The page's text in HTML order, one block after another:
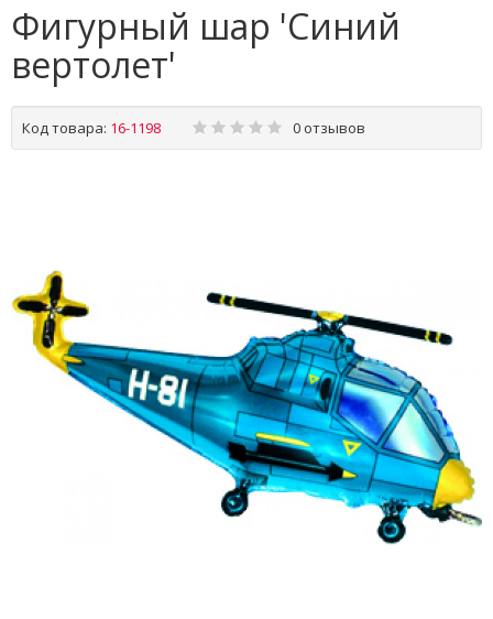
Фигурный шар 'Синий
вертолет'
Код товара: 16-1198 0 отзывов